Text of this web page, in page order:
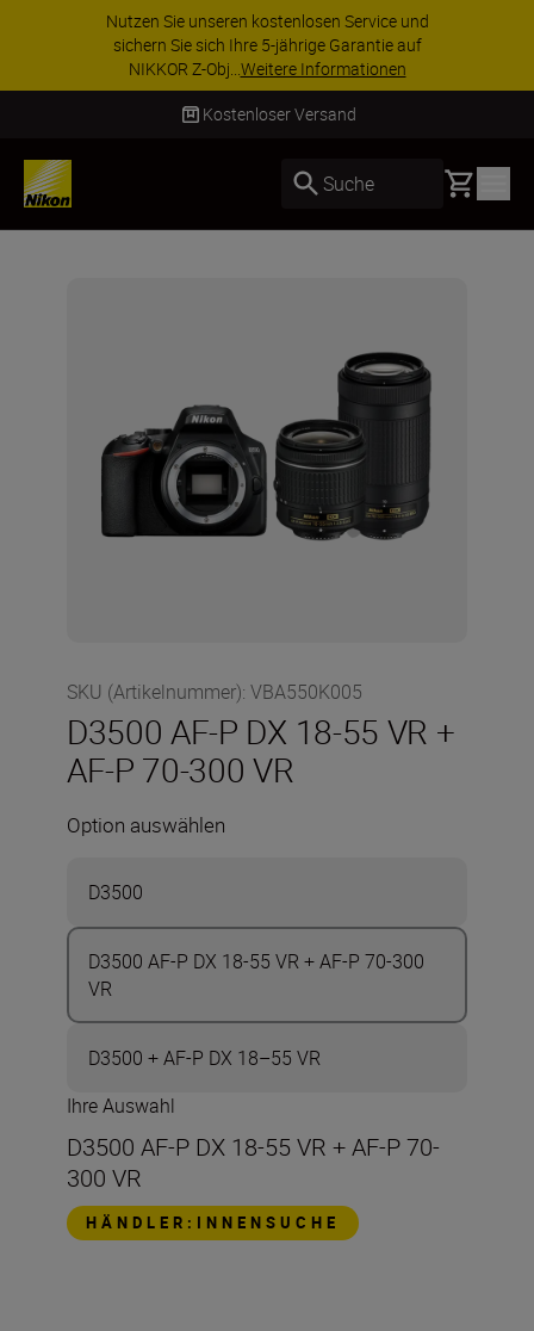
Nutzen Sie unseren kostenlosen Service und
sichern Sie sich Ihre 5-jährige Garantie auf
NIKKOR Z-Obj...Weitere Informationen
Kostenloser Versand
Suche Basket
SKU (Artikelnummer): VBA550K005
D3500 AF-P DX 18-55 VR +
AF-P 70-300 VR
Option auswählen
D3500
D3500 AF-P DX 18-55 VR + AF-P 70-300
VR
D3500 + AF-P DX 18–55 VR
Ihre Auswahl
D3500 AF-P DX 18-55 VR + AF-P 70-
300 VR
HÄNDLER:INNENSUCHE